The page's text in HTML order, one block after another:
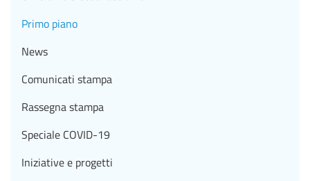
Primo piano
News
Comunicati stampa
Rassegna stampa
Speciale COVID-19
Iniziative e progetti